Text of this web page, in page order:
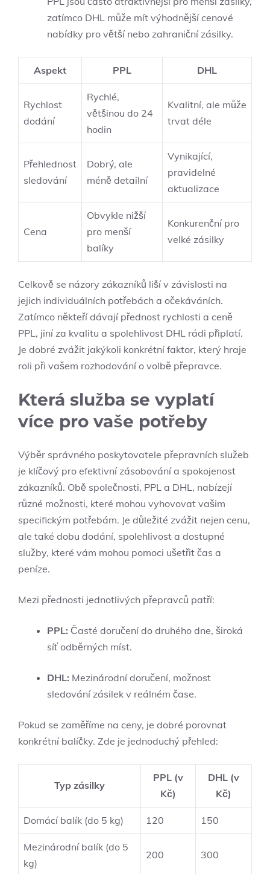
zatímco DHL může mít výhodnější cenové
nabídky pro větší nebo zahraniční zásilky.
Aspekt PPL DHL
Rychlost
dodání
Rychlé,
většinou do 24
hodin
Kvalitní, ale může
trvat déle
Přehlednost
sledování
Dobrý, ale
méně detailní
Vynikající,
pravidelné
aktualizace
Cena
Obvykle nižší
pro menší
balíky
Konkurenční pro
velké zásilky
Celkově se názory zákazníků liší v závislosti na
jejich individuálních potřebách a očekáváních.
Zatímco někteří dávají přednost rychlosti a ceně
PPL, jiní za kvalitu a spolehlivost DHL rádi připlatí.
Je dobré zvážit jakýkoli konkrétní faktor, který hraje
roli při vašem rozhodování o volbě přepravce.
Která služba se vyplatí
více pro vaše potřeby
Výběr správného poskytovatele přepravních služeb
je klíčový pro efektivní zásobování a spokojenost
zákazníků. Obě společnosti, PPL a DHL, nabízejí
různé možnosti, které mohou vyhovovat vašim
specifickým potřebám. Je důležité zvážit nejen cenu,
ale také dobu dodání, spolehlivost a dostupné
služby, které vám mohou pomoci ušetřit čas a
peníze.
Mezi přednosti jednotlivých přepravců patří:
PPL: Časté doručení do druhého dne, široká
síť odběrných míst.
DHL: Mezinárodní doručení, možnost
sledování zásilek v reálném čase.
Pokud se zaměříme na ceny, je dobré porovnat
konkrétní balíčky. Zde je jednoduchý přehled:
Typ zásilky
PPL (v
Kč)
DHL (v
Kč)
Domácí balík (do 5 kg) 120 150
Mezinárodní balík (do 5
kg)
200 300